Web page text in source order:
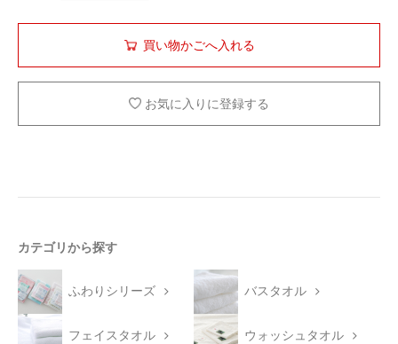
お気に入りに登録する
カテゴリから探す
ふわりシリーズ バスタオル
フェイスタオル ウォッシュタオル